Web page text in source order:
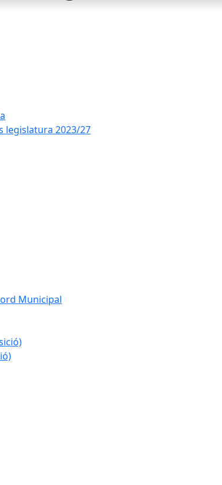
legislatura 2023/27
Municipal